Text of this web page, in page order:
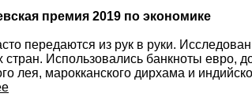
премия 2019 по экономике
передаются из рук в руки.
стран. Использовались банкноты евро,
лея, марокканского дирхама и